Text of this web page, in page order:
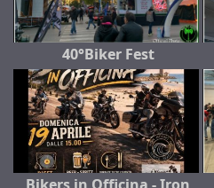
40°Biker Fest